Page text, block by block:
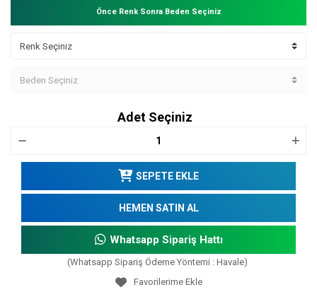
Önce Renk Sonra Beden Seçiniz
Adet Seçiniz
SEPETE EKLE
HEMEN SATIN AL
Whatsapp Sipariş Hattı
(Whatsapp Sipariş Ödeme Yöntemi : Havale)